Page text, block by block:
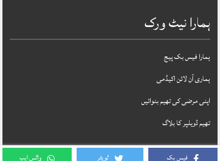
فیس بک ٹویٹر واٹس ایپ
ہمارا نیٹ ورک
ہمارا فیس بک پیج
ہماری آن لائن اکیڈمی
اپنی مرضی کی تھیم بنوائیں
تھیم ڈویلپر کا بلاگ
Theme Designed & Developed By DAILY AFAQ